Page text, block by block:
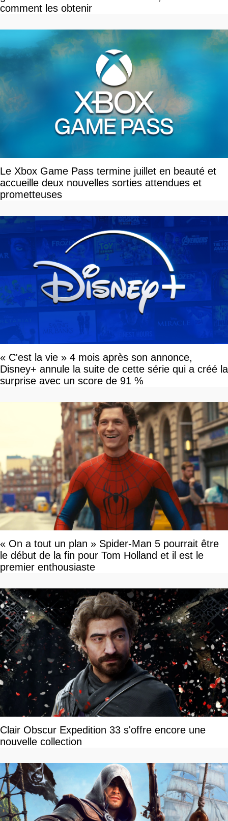
comment les obtenir
Le Xbox Game Pass termine juillet en beauté et
accueille deux nouvelles sorties attendues et
prometteuses
« C'est la vie » 4 mois après son annonce,
Disney+ annule la suite de cette série qui a créé la
surprise avec un score de 91 %
« On a tout un plan » Spider-Man 5 pourrait être
le début de la fin pour Tom Holland et il est le
premier enthousiaste
Clair Obscur Expedition 33 s'offre encore une
nouvelle collection